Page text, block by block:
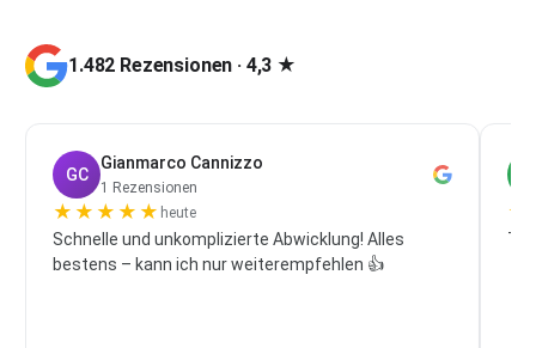
1.482 Rezensionen · 4,3 ★
GC
Gianmarco Cannizzo
1 Rezensionen
★ ★ ★ ★ ★ heute
Schnelle und unkomplizierte Abwicklung! Alles
bestens – kann ich nur weiterempfehlen 👍
★